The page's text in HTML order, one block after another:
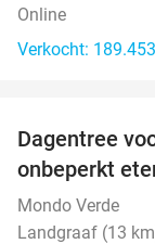
Online
Verkocht: 189.453
Dagentree
onbeperkt
Mondo Verde
Landgraaf (13